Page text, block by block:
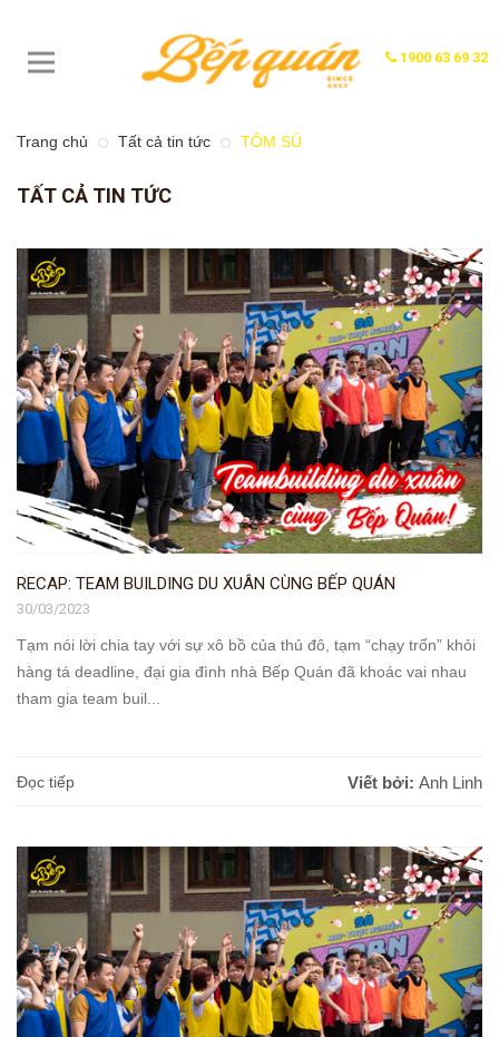
1900 63 69 32
Trang chủ Tất cả tin tức TÔM SÚ
TẤT CẢ TIN TỨC
RECAP: TEAM BUILDING DU XUÂN CÙNG BẾP QUÁN
30/03/2023
Tạm nói lời chia tay với sự xô bồ của thủ đô, tạm “chạy trốn” khỏi
hàng tá deadline, đại gia đình nhà Bếp Quán đã khoác vai nhau
tham gia team buil...
Đọc tiếp Viết bởi: Anh Linh